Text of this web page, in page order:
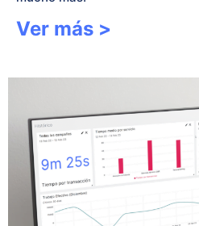
Ver más >